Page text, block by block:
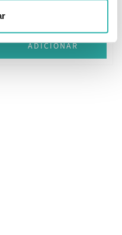
21.
ADICIONAR